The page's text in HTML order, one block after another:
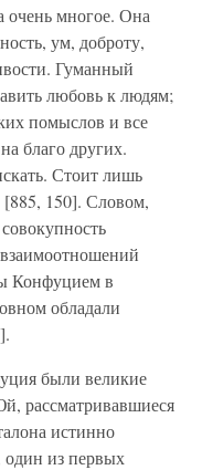
очень многое. Она
ум, доброту,
Гуманный
любовь к людям;
помыслов и все
благо других.
Стоит лишь
[885, 150]. Словом,
Конфуцием в
обладали
были великие
рассматривавшиеся
истинно
один из первых